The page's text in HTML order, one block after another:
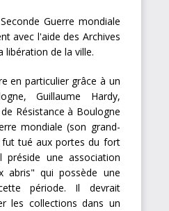
Guerre mondiale
avec l'aide des Archives
libération de la ville.
en particulier grâce à un
Guillaume Hardy,
Résistance à Boulogne
mondiale (son grand-
tué aux portes du fort
une association
abris" qui possède une
période. Il devrait
les collections dans un